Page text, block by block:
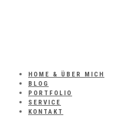
HOME & ÜBER MICH
BLOG
PORTFOLIO
SERVICE
KONTAKT